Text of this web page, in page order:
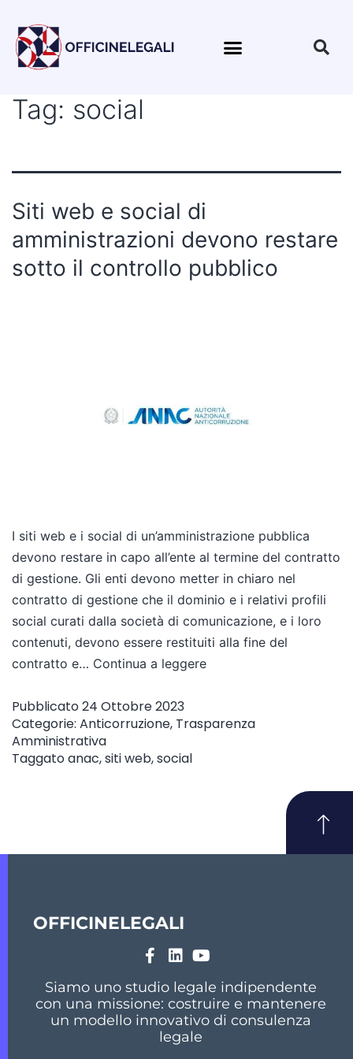
Tag: social
Siti web e social di
amministrazioni devono restare
sotto il controllo pubblico
I siti web e i social di un’amministrazione pubblica
devono restare in capo all’ente al termine del contratto
di gestione. Gli enti devono metter in chiaro nel
contratto di gestione che il dominio e i relativi profili
social curati dalla società di comunicazione, e i loro
contenuti, devono essere restituiti alla fine del
contratto e… Continua a leggere
Pubblicato24 Ottobre 2023
Categorie: Anticorruzione, Trasparenza
Amministrativa
Taggatoanac,siti web,social
OFFICINELEGALI
Siamo uno studio legale indipendente
con una missione: costruire e mantenere
un modello innovativo di consulenza
legale